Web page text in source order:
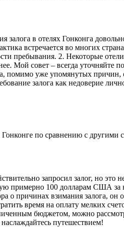
в отелях Гонконга
встречается во многих
пребывания. 2. Некоторые
Мой совет – всегда уточняйте
помимо уже упомянутых
залога как недоверие
по сравнению с другими
запросил залог, но это
примерно 100 долларам США за
причинах взимания залога, он
время на оплату мелких
бюджетом, можно
путешествием!